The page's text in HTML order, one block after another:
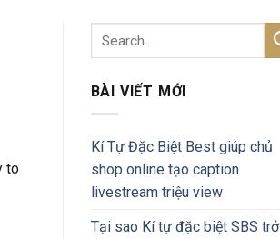
to
BÀI VIẾT MỚI
Kí Tự Đặc Biệt Best giúp chủ
shop online tạo caption
livestream triệu view
Tại sao Kí tự đặc biệt SBS trở